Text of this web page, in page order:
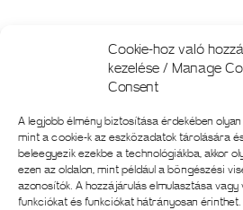
Cookie-hoz való
kezelése / Manage
Consent
A legjobb élmény biztosítása érdekében
mint a cookie-k az eszközadatok tárolására
beleegyezik ezekbe a technológiákba, akkor
ezen az oldalon, mint például a böngészési
azonosítók. A hozzájárulás elmulasztása
funkciókat és funkciókat hátrányosan érinthet.